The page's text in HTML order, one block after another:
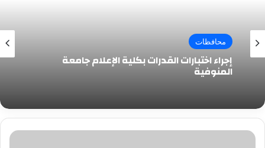
محافظات
إجراء اختبارات القدرات بكلية الإعلام جامعة
المنوفية
الماتشات